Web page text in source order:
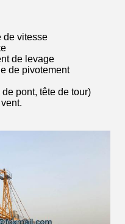
de vitesse
de levage
de pivotement
pont, tête de tour)